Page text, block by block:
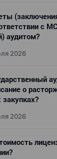
с
аудитом?
2026
о
2026